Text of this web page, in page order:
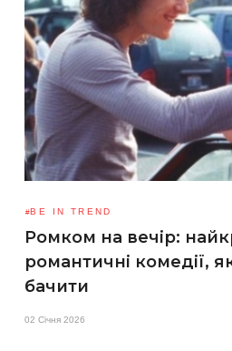
BE IN TREND
Ромком на вечір:
романтичні комедії,
бачити
02 Січня 2026